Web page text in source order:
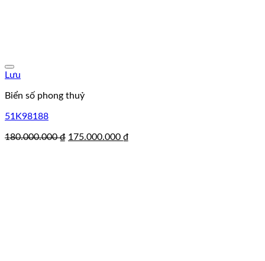
Lưu
Biển số phong thuỷ
51K98188
180.000.000₫ Giá
175.000.000 ₫